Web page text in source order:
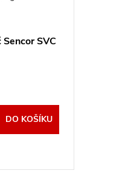
SVC
DO KOŠÍKU